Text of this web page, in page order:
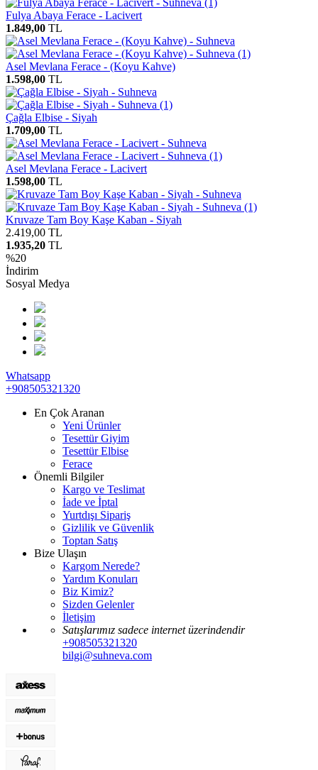
Fulya Abaya Ferace - Lacivert
1.849,00 TL
Asel Mevlana Ferace - (Koyu Kahve)
1.598,00 TL
Çağla Elbise - Siyah
1.709,00 TL
Asel Mevlana Ferace - Lacivert
1.598,00 TL
Kruvaze Tam Boy Kaşe Kaban - Siyah
2.419,00 TL
1.935,20 TL
%20
İndirim
Sosyal Medya
Whatsapp
+908505321320
En Çok Aranan
Yeni Ürünler
Tesettür Giyim
Tesettür Elbise
Ferace
Önemli Bilgiler
Kargo ve Teslimat
İade ve İptal
Yurtdışı Sipariş
Gizlilik ve Güvenlik
Toptan Satış
Bize Ulaşın
Kargom Nerede?
Yardım Konuları
Biz Kimiz?
Sizden Gelenler
İletişim
Satışlarımız sadece internet üzerindendir
+908505321320
bilgi@suhneva.com